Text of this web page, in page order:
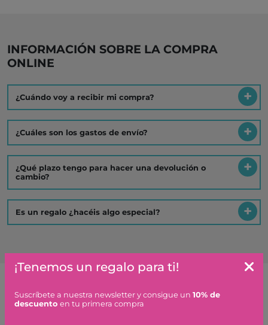
INFORMACIÓN SOBRE LA COMPRA
ONLINE
¿Cuándo voy a recibir mi compra?
¿Cuáles son los gastos de envío?
¿Qué plazo tengo para hacer una devolución o
cambio?
Es un regalo ¿hacéis algo especial?
Artículos similares o que combinan
¡Tenemos un regalo para ti!
Suscríbete a nuestra newsletter y consigue un 10% de
descuento en tu primera compra